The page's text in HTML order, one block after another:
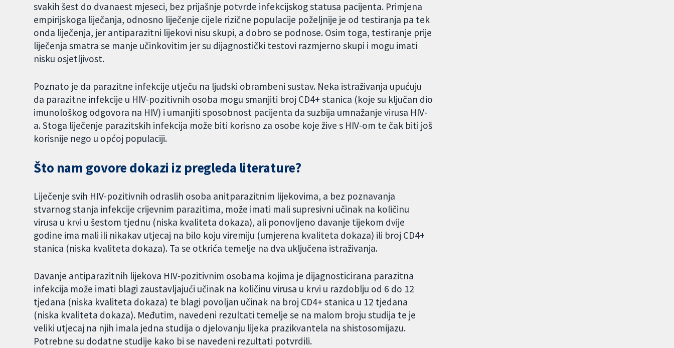
svakih šest do dvanaest mjeseci, bez prijašnje potvrde infekcijskog statusa pacijenta. Primjena
empirijskoga liječanja, odnosno liječenje cijele rizične populacije poželjnije je od testiranja pa tek
onda liječenja, jer antiparazitni lijekovi nisu skupi, a dobro se podnose. Osim toga, testiranje prije
liječenja smatra se manje učinkovitim jer su dijagnostički testovi razmjerno skupi i mogu imati
nisku osjetljivost.
Poznato je da parazitne infekcije utječu na ljudski obrambeni sustav. Neka istraživanja upućuju
da parazitne infekcije u HIV-pozitivnih osoba mogu smanjiti broj CD4+ stanica (koje su ključan dio
imunološkog odgovora na HIV) i umanjiti sposobnost pacijenta da suzbija umnažanje virusa HIV-
a. Stoga liječenje parazitskih infekcija može biti korisno za osobe koje žive s HIV-om te čak biti još
korisnije nego u općoj populaciji.
Što nam govore dokazi iz pregleda literature?
Liječenje svih HIV-pozitivnih odraslih osoba anitparazitnim lijekovima, a bez poznavanja
stvarnog stanja infekcije crijevnim parazitima, može imati mali supresivni učinak na količinu
virusa u krvi u šestom tjednu (niska kvaliteta dokaza), ali ponovljeno davanje tijekom dvije
godine ima mali ili nikakav utjecaj na bilo koju viremiju (umjerena kvaliteta dokaza) ili broj CD4+
stanica (niska kvaliteta dokaza). Ta se otkrića temelje na dva uključena istraživanja.
Davanje antiparazitnih lijekova HIV-pozitivnim osobama kojima je dijagnosticirana parazitna
infekcija može imati blagi zaustavljajući učinak na količinu virusa u krvi u razdoblju od 6 do 12
tjedana (niska kvaliteta dokaza) te blagi povoljan učinak na broj CD4+ stanica u 12 tjedana
(niska kvaliteta dokaza). Međutim, navedeni rezultati temelje se na malom broju studija te je
veliki utjecaj na njih imala jedna studija o djelovanju lijeka prazikvantela na shistosomijazu.
Potrebne su dodatne studije kako bi se navedeni rezultati potvrdili.